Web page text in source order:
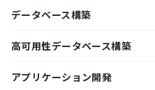
データベース構築
高可用性データベース構築
アプリケーション開発